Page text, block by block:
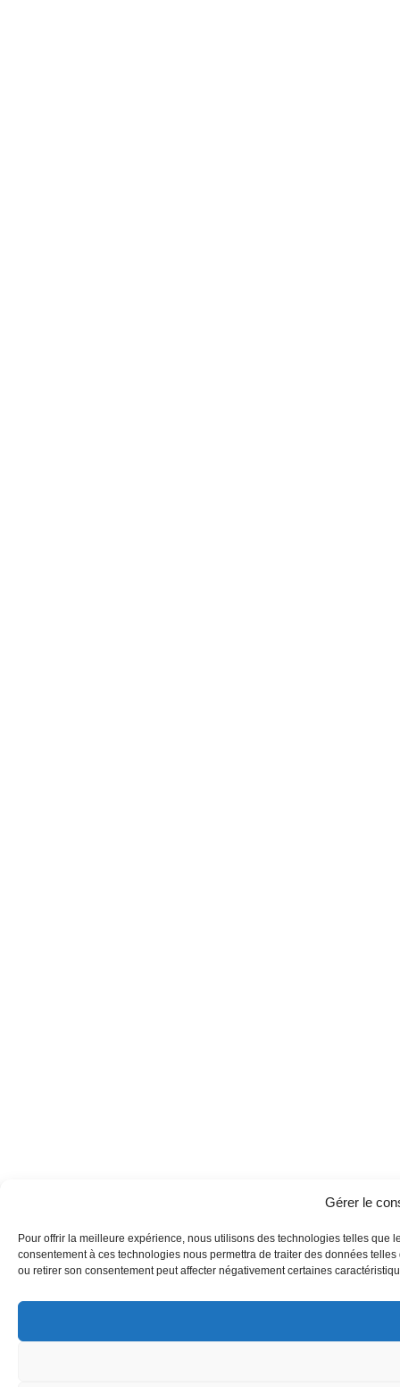
Gérer le
Pour offrir la meilleure expérience, nous utilisons des technologies telles
consentement à ces technologies nous permettra de traiter des données
ou retirer son consentement peut affecter négativement certaines